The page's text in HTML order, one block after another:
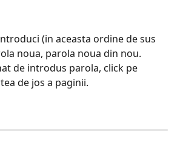
(in aceasta ordine de sus
noua, parola noua din nou.
de introdus parola, click pe
de jos a paginii.